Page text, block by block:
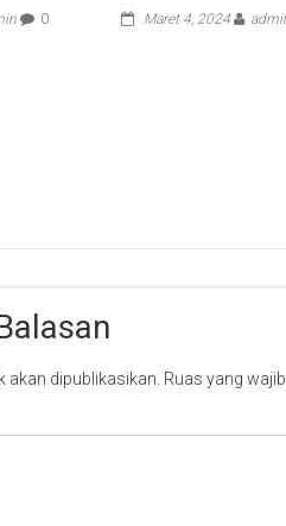
0 Maret 4, 2024
akan dipublikasikan. Ruas yang